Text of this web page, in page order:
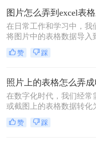
么图片如何转化为excel文
将详细介绍几种将图片转
档的方法，帮助读者高效
任务。
在日常工作和学习中，我
将图片中的表格数据导入
中，以便进行进一步的数
析。那么图片怎么弄到
弄到Excel表格里的方法，
效地完成这一任务。
赞 踩
在数字化时代，我们经常
或截图上的表格数据转化
格，以便进行更高效的数
析。这一转换过程不仅节
赞 踩